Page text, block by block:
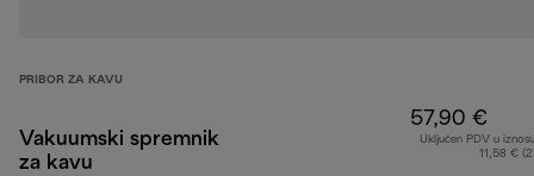
PRIBOR ZA KAVU
Vakuumski spremnik
za kavu
57,90 €
Uključen PDV u
11,58 €